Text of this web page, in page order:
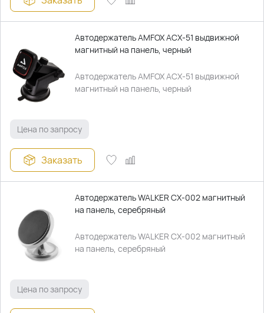
Автодержатель AMFOX ACX-51 выдвижной
магнитный на панель, черный
Автодержатель AMFOX ACX-51 выдвижной
магнитный на панель, черный
Цена по запросу
Заказать
Автодержатель WALKER CX-002 магнитный
на панель, серебряный
Автодержатель WALKER CX-002 магнитный
на панель, серебряный
Цена по запросу